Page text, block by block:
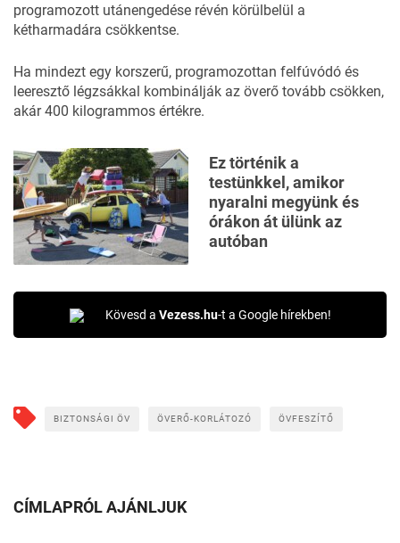
programozott utánengedése révén körülbelül a
kétharmadára csökkentse.
Ha mindezt egy korszerű, programozottan felfúvódó és
leeresztő légzsákkal kombinálják az överő tovább csökken,
akár 400 kilogrammos értékre.
Ez történik a
testünkkel, amikor
nyaralni megyünk és
órákon át ülünk az
autóban
Kövesd a Vezess.hu-t a Google hírekben!
BIZTONSÁGI ÖV ÖVERŐ-KORLÁTOZÓ ÖVFESZÍTŐ
CÍMLAPRÓL AJÁNLJUK